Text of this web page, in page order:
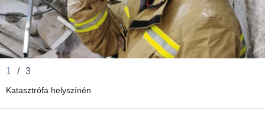
1 / 3
Katasztrófa helyszínén